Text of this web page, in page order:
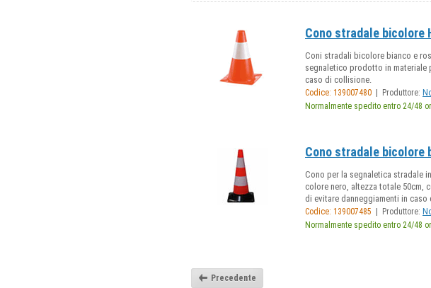
Cono stradale bicolore
Coni stradali bicolore bianco e
segnaletico prodotto in materiale
caso di collisione.
Codice: 139007480 | Produttore:
Normalmente spedito entro 24/48
Cono stradale bicolore
Cono per la segnaletica stradale
colore nero, altezza totale 50cm,
di evitare danneggiamenti in
Codice: 139007485 | Produttore:
Normalmente spedito entro 24/48
Precedente